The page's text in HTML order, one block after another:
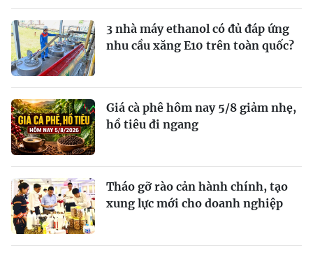
3 nhà máy ethanol có đủ đáp ứng
nhu cầu xăng E10 trên toàn quốc?
Giá cà phê hôm nay 5/8 giảm nhẹ,
hồ tiêu đi ngang
Tháo gỡ rào cản hành chính, tạo
xung lực mới cho doanh nghiệp